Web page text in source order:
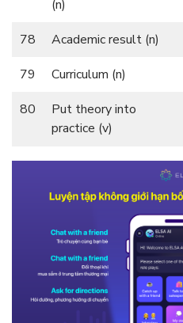
(n)
78
Academic result (n)
79
Curriculum (n)
80
Put theory into
practice (v)